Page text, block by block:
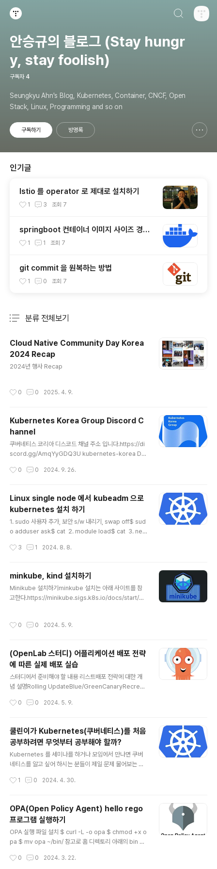
안승규의 블로그 (Stay hungr
y, stay foolish)
구독자 4
Seungkyu Ahn's Blog, Kubernetes, Container, CNCF, Open
Stack, Linux, Programming and so on
구독하기 방명록
인기글
Istio 를 operator 로 제대로 설치하기
1 3 조회 7
springboot 컨테이너 이미지 사이즈 경량
화 방법
1 1 조회 7
git commit 을 원복하는 방법
1 0 조회 7
분류 전체보기
Cloud Native Community Day Korea
2024 Recap
2024년 행사 Recap
0 0 2025. 4. 9.
Kubernetes Korea Group Discord C
hannel
쿠버네티스 코리아 디스코드 채널 주소 입니다.https://di
scord.gg/AmqYyGDQ3U kubernetes-korea Dis
orea 커뮤니티를 확인하세요. 395명과 어울리며 무료 음
0 0 2024. 9. 26.
Linux single node 에서 kubeadm 으로
kubernetes 설치 하기
1. sudo 사용자 추가, 보안 s/w 내리기, swap off$ sud
o adduser ask$ cat 2. module load$ cat 3. net
udo apt-get update$ sudo apt-get install -y apt
-fsSL https://download.docker.com/linux/ubunt
u/gpg -o /etc/apt/keyrings/docker.asc$ sudo c
hmod a+r /etc/apt/keyrings/docker..
3 1 2024. 8. 8.
minkube, kind 설치하기
Minikube 설치하기minkube 설치는 아래 사이트를 참
고한다.https://minikube.sigs.k8s.io/docs/start/$
sigs.k8s.io/docs/drivers/docker/driver 를 dock
로 cluster 를 생성한다.$ minikube start --driver=d
ocker --memory=4096--- output ---😄 Darwin
13.5.2 (arm64..
0 0 2024. 5. 9.
(OpenLab 스터디) 어플리케이션 배포 전략
에 따른 실제 배포 실습
스터디에서 준비해야 할 내용 리스트배포 전략에 대한 개
념 설명Rolling UpdateBlue/GreenCanaryRecreat
ub 을 연동하여 gitops 구현해 보기Argo Rollout 을 활
ployment 로 배포된 서비스가 Rolling Update 되는 로
직을 설명(선택) Nginx Ingress Controller 를 활용하
여 Canary 배포를 구현해 보기
0 0 2024. 5. 9.
쿨린이가 Kubernetes(쿠버네티스)를 처음
공부하려면 무엇부터 공부해야 할까?
Kubernetes 를 세미나를 하거나 모임에서 만나면 쿠버
네티스를 알고 싶어 하시는 분들이 제일 문제 물어보는 것
어요. 어떤거 부터 하면 좋을까요?"그 동안은 이는 리눅스
리스트를 만들었다.컨테이너Docker 노트북에 설치리눅
스 네임스페이스 & cgroupdockerfile 작성 및 docker
image 만들기docker image 실행/종료/삭제 하기doc
ker hub 에 가입하여 개인 계정에 image 올리기Kuber
오게 된 것일까? (Google Borg 로 검색)C..
1 0 2024. 4. 30.
OPA(Open Policy Agent) hello rego
프로그램 실행하기
OPA 실행 파일 설치 $ curl -L -o opa $ chmod +x o
pa $ mv opa ~/bin/ 참고로 홈 디렉토리 아래의 bin 디
이동시킨 것이다. Intellij 와 Open Policy Agent Plugi
0 0 2024. 3. 22.